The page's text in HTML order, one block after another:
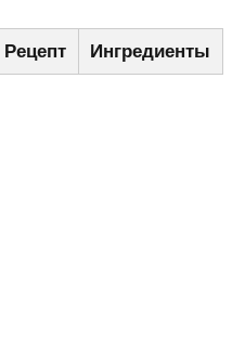
Рецепт Ингредиенты